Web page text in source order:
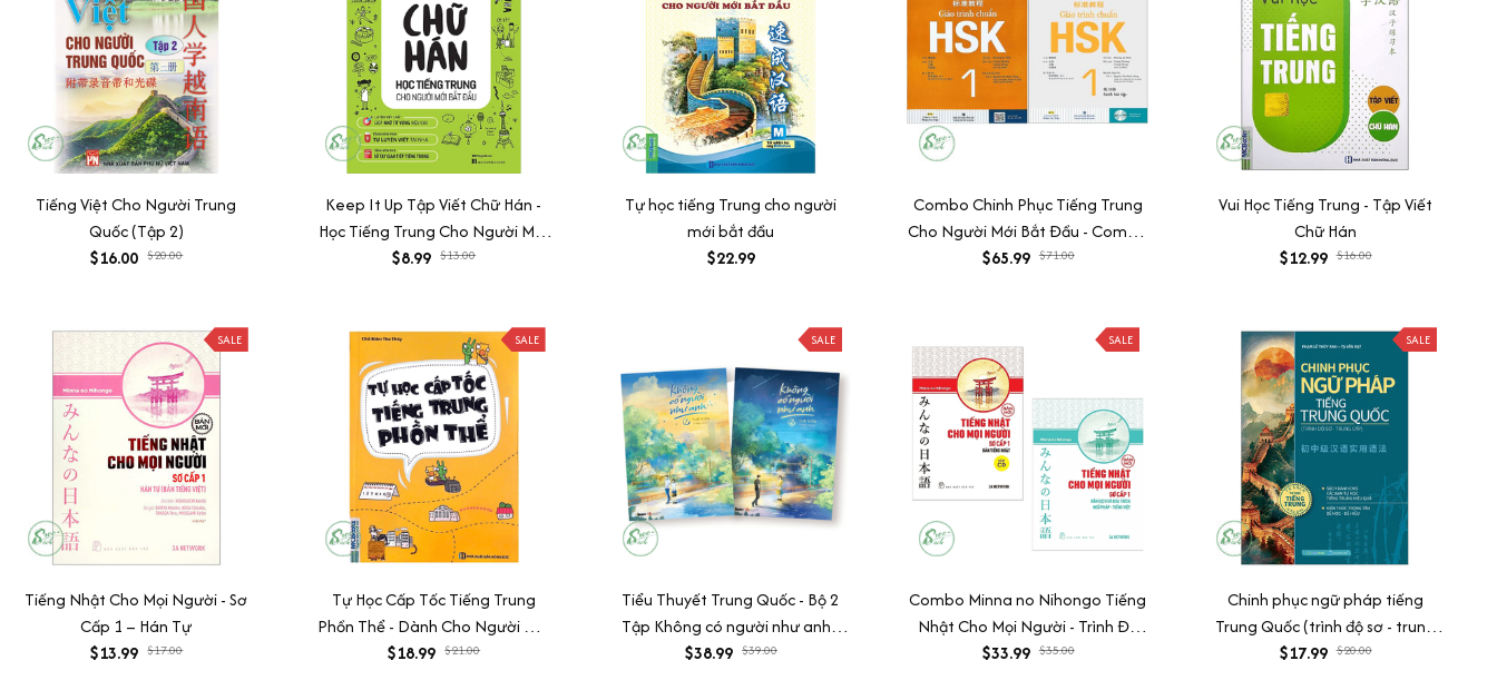
Tiếng Việt Cho Người Trung
Quốc (Tập 2)
$16.00 $20.00
Keep It Up Tập Viết Chữ Hán -
Học Tiếng Trung Cho Người Mới
Bắt Đầu
$8.99 $13.00
Tự học tiếng Trung cho người
mới bắt đầu
$22.99
Combo Chinh Phục Tiếng Trung
Cho Người Mới Bắt Đầu - Combo
Sách Giáo Trình Chuẩn HSK 1 -
Trung cho người mới bắt đầu
$65.99 $71.00
Vui Học Tiếng Trung - Tập Viết
Chữ Hán
$12.99 $16.00
SALE
Tiếng Nhật Cho Mọi Người - Sơ
Cấp 1 – Hán Tự
$13.99 $17.00
SALE
Tự Học Cấp Tốc Tiếng Trung
Phồn Thể - Dành Cho Người Mới
Bắt Đầu
$18.99 $21.00
SALE
Tiểu Thuyết Trung Quốc - Bộ 2
Tập Không có người như anh -
Tuế Kiến (Sách Ngôn Tình)
$38.99 $39.00
SALE
Combo Minna no Nihongo Tiếng
Nhật Cho Mọi Người - Trình Độ
Sơ Cấp 1: Bản Tiếng Nhật + Bản
$33.99 $35.00
SALE
Chinh phục ngữ pháp tiếng
Trung Quốc (trình độ sơ - trung
cấp)
$17.99 $20.00